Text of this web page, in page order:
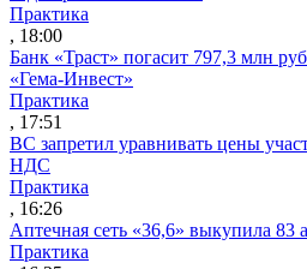
Практика
, 18:00
Банк «Траст» погасит 797,3 млн
«Гема-Инвест»
Практика
, 17:51
ВС запретил уравнивать цены
НДС
Практика
, 16:26
Аптечная сеть «36,6» выкупила 83
Практика